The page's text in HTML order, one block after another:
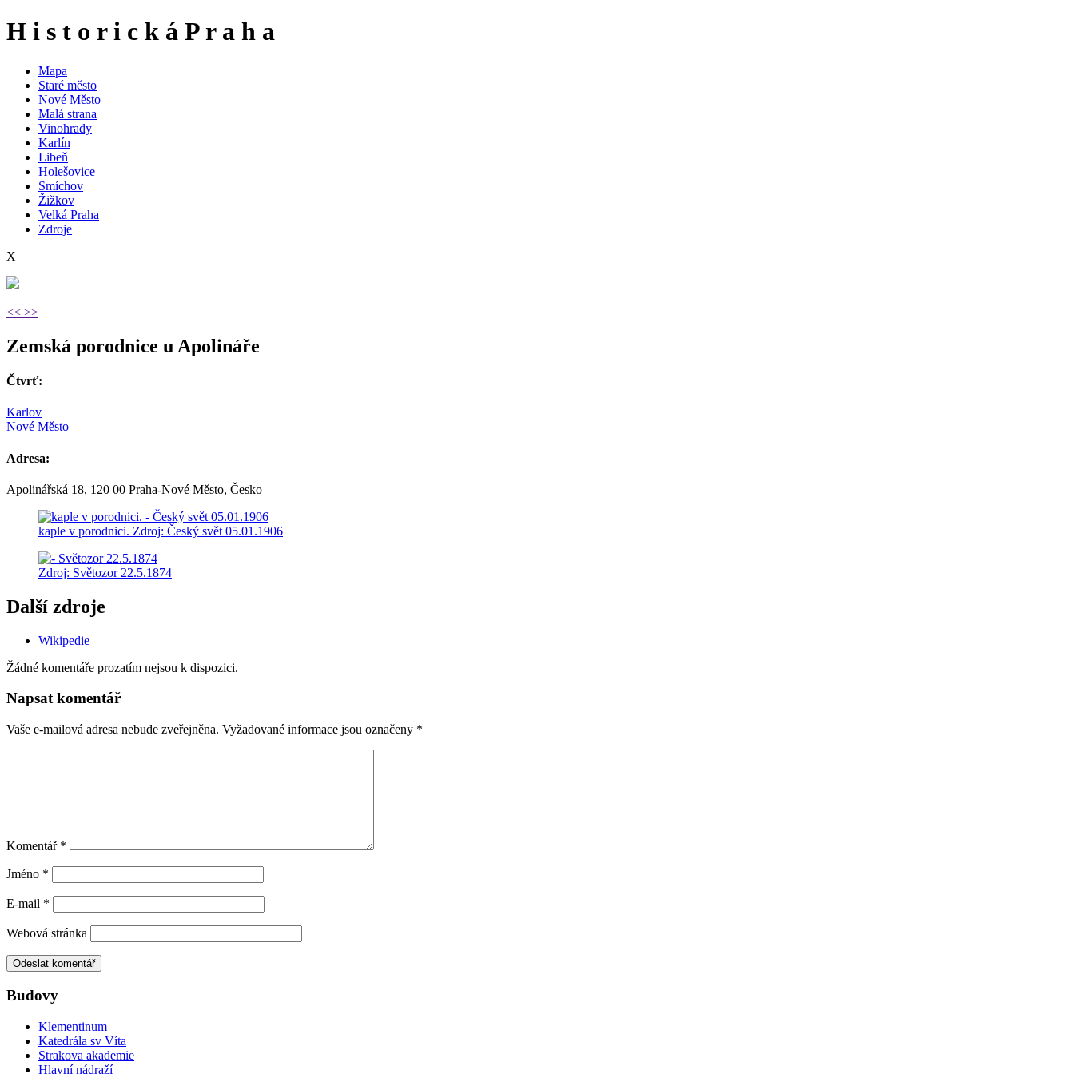
H i s t o r i c k á P r a h a
Mapa
Staré město
Nové Město
Malá strana
Vinohrady
Karlín
Libeň
Holešovice
Smíchov
Žižkov
Velká Praha
Zdroje
X
<< >>
Zemská porodnice u Apolináře
Čtvrť:
Karlov
Nové Město
Adresa:
Apolinářská 18, 120 00 Praha-Nové Město, Česko
kaple v porodnici. Zdroj: Český svět 05.01.1906
Zdroj: Světozor 22.5.1874
Další zdroje
Wikipedie
Žádné komentáře prozatím nejsou k dispozici.
Napsat komentář
Vaše e-mailová adresa nebude zveřejněna. Vyžadované informace jsou označeny *
Komentář *
Jméno *
E-mail *
Webová stránka
Budovy
Klementinum
Katedrála sv Víta
Strakova akademie
Hlavní nádraží